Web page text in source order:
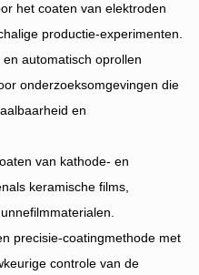
het coaten van elektroden
productie-experimenten.
automatisch oprollen
onderzoeksomgevingen die
en
van kathode- en
keramische films,
precisie-coatingmethode met
controle van de